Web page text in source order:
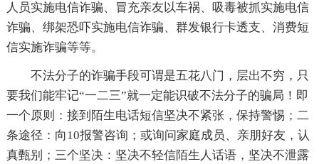
人员实施电信诈骗、冒充亲友以车祸、吸毒被抓实施电信
诈骗、绑架恐吓实施电信诈骗、群发银行卡透支、消费短
信实施诈骗等等。
不法分子的诈骗手段可谓是五花八门，层出不穷，只
要我们能牢记“一二三”就一定能识破不法分子的骗局！即
一个原则：接到陌生电话短信坚决不紧张，保持警惕；二
条途径：向10报警咨询；或询问家庭成员、亲朋好友，认
真甄别；三个坚决：坚决不轻信陌生人话语，坚决不泄露